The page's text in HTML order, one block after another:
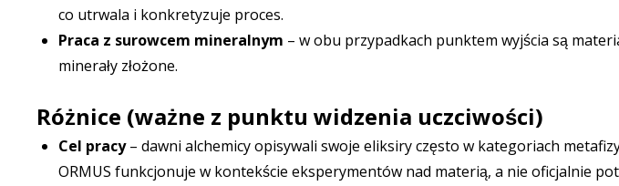
co utrwala i konkretyzuje proces.
Praca z surowcem mineralnym – w obu przypadkach punktem wyjścia są
minerały złożone.
Różnice (ważne z punktu widzenia uczciwości)
Cel pracy– dawni alchemicy opisywali swoje eliksiry często w kategoriach
ORMUS funkcjonuje w kontekście eksperymentów nad materią, a nie oficjalnie